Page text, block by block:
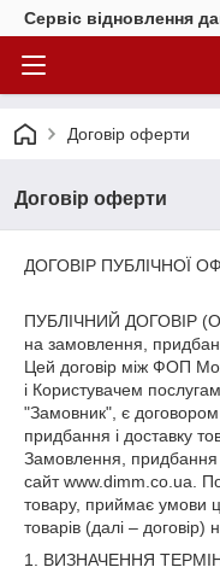
Сервіс відновлення
Договір оферти
Договір оферти
ДОГОВІР ПУБЛІЧНОЇ
ПУБЛІЧНИЙ ДОГОВІР
на замовлення,
Цей договір між ФОП
і Користувачем
"Замовник", є
придбання і доставку
Замовлення, придбання
сайт www.dimm.co.ua.
товару, приймає умови
товарів (далі – договір)
1. ВИЗНАЧЕННЯ